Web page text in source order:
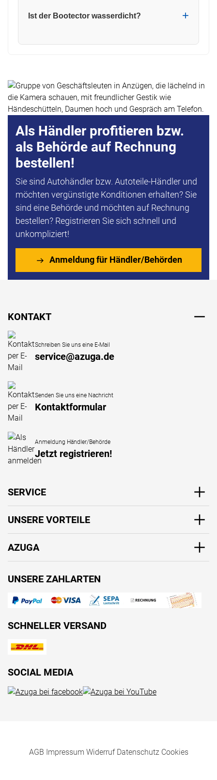
Ist der Bootector wasserdicht?
Als Händler profitieren bzw.
als Behörde auf Rechnung
bestellen!
Sie sind Autohändler bzw. Autoteile-Händler und
möchten vergünstigte Konditionen erhalten? Sie
sind eine Behörde und möchten auf Rechnung
bestellen? Registrieren Sie sich schnell und
unkompliziert!
Anmeldung für Händler/Behörden
KONTAKT
Schreiben Sie uns eine E-Mail
service@azuga.de
Senden Sie uns eine Nachricht
Kontaktformular
Anmeldung Händler/Behörde
Jetzt registrieren!
SERVICE
UNSERE VORTEILE
AZUGA
UNSERE ZAHLARTEN
SCHNELLER VERSAND
SOCIAL MEDIA
AGB Impressum Widerruf Datenschutz Cookies